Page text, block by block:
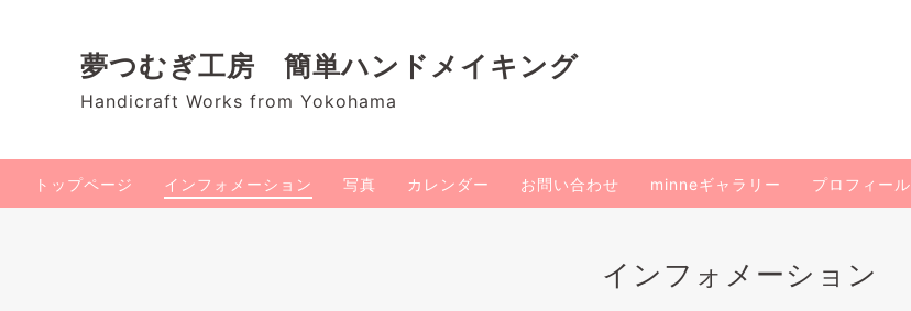
夢つむぎ工房 簡単ハンドメイキング
Handicraft Works from Yokohama
トップページ インフォメーション 写真 カレンダー お問い合わせ minneギャラリー プロフィール
インフォメーション